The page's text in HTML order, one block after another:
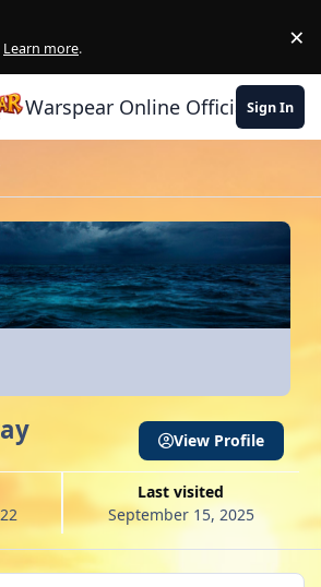
Learn more. ×
Warspear Online Official Forum
Sign In
Last visited
September 15, 2025
View Profile